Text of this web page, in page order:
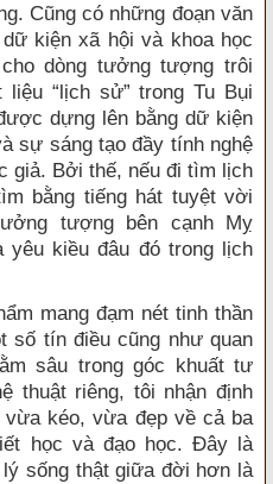
Cũng có những đoạn văn
kiện xã hội và khoa học
dòng tưởng tượng trôi
“lịch sử” trong Tu Bụi
dựng lên bằng dữ kiện
sự sáng tạo đầy tính nghệ
giả. Bởi thế, nếu đi tìm lịch
bằng tiếng hát tuyệt vời
tượng bên cạnh Mỵ
yêu kiều đâu đó trong lịch
mang đạm nét tinh thần
số tín điều cũng như quan
sâu trong góc khuất tư
thuật riêng, tôi nhận định
kéo, vừa đẹp về cả ba
học và đạo học. Đây là
sống thật giữa đời hơn là